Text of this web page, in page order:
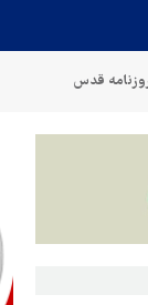
قدس
نفتی عربستان